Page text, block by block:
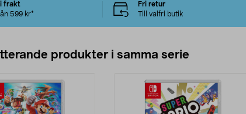
frakt
599 kr*
Fri retur
Till valfri butik
produkter i samma serie